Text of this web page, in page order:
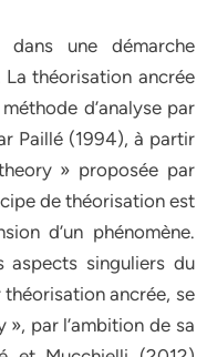
une démarche
théorisation ancrée
d’analyse par
Paillé (1994), à partir
» proposée par
de théorisation est
d’un phénomène.
aspects singuliers du
théorisation ancrée, se
par l’ambition de sa